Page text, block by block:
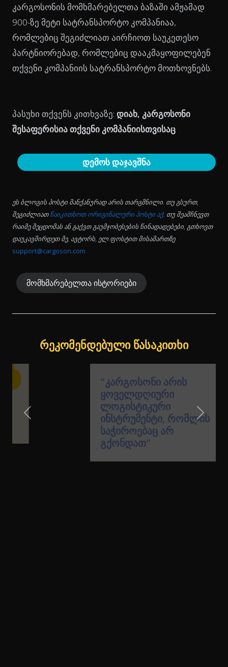
კარგოსონის მომხმარებელთა ბაზაში ამჟამად
900-ზე მეტი სატრანსპორტო კომპანიაა,
რომლებიც შეგიძლიათ აირჩიოთ საუკეთესო
პარტნიორებად, რომლებიც დააკმაყოფილებენ
თქვენი კომპანიის სატრანსპორტო მოთხოვნებს.
პასუხი თქვენს კითხვაზე: დიახ, კარგოსონი
შესაფერისია თქვენი კომპანიისთვისაც
დემოს დაჯავშნა
ეს ბლოგის პოსტი მანქანურად არის თარგმნილი. თუ გსურთ,
შეგიძლიათწაიკითხოთ ორიგინალური პოსტი აქ. თუ შეამჩნევთ
რაიმე შეცდომას ან გაქვთ გაუმჯობესების წინადადებები, გთხოვთ
დაუკავშირდეთ მე, ავტორს, ელ.ფოსტით მისამართზე
support@cargoson.com
მომხმარებელთა ისტორიები
რეკომენდებული წასაკითხი
"კარგოსონი არის
ყოველდღიური
ლოგისტიკური
ინსტრუმენტი, რომლის
საჭიროებაც არ
გქონდათ"
Previous Slide Next